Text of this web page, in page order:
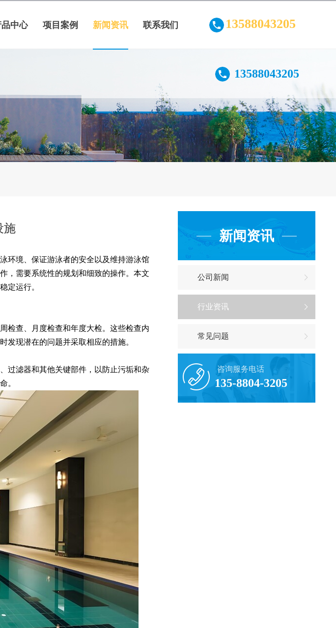
13588043205
品中心 项目案例 新闻资讯 联系我们
13588043205
新闻资讯
公司新闻
行业资讯
常见问题
咨询服务电话
135-8804-3205
施
境、保证游泳者的安全以及维持游泳馆
，需要系统性的规划和细致的操作。本文
定运行。
查、月度检查和年度大检。这些检查内
发现潜在的问题并采取相应的措施。
滤器和其他关键部件，以防止污垢和杂
。